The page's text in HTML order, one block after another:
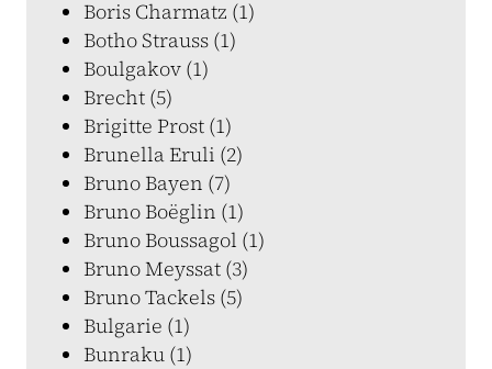
Boris Charmatz (1)
Botho Strauss (1)
Boulgakov (1)
Brecht (5)
Brigitte Prost (1)
Brunella Eruli (2)
Bruno Bayen (7)
Bruno Boëglin (1)
Bruno Boussagol (1)
Bruno Meyssat (3)
Bruno Tackels (5)
Bulgarie (1)
Bunraku (1)